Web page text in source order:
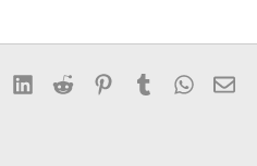
LinkedIn
Reddit PinterestTumblr